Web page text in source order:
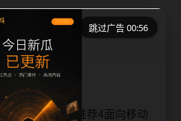
合集热门内容推荐4面向移动
跳过广告 00:56